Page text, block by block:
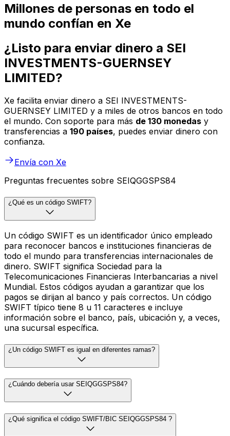
Millones de personas en todo el
mundo confían en Xe
¿Listo para enviar dinero a SEI
INVESTMENTS-GUERNSEY
LIMITED?
Xe facilita enviar dinero a SEI INVESTMENTS-
GUERNSEY LIMITED y a miles de otros bancos en todo
el mundo. Con soporte para más de 130 monedas y
transferencias a 190 países, puedes enviar dinero con
confianza.
Envía con Xe
Preguntas frecuentes sobre SEIQGGSPS84
¿Qué es un código SWIFT?
Un código SWIFT es un identificador único empleado
para reconocer bancos e instituciones financieras de
todo el mundo para transferencias internacionales de
dinero. SWIFT significa Sociedad para la
Telecomunicaciones Financieras Interbancarias a nivel
Mundial. Estos códigos ayudan a garantizar que los
pagos se dirijan al banco y país correctos. Un código
SWIFT típico tiene 8 u 11 caracteres e incluye
información sobre el banco, país, ubicación y, a veces,
una sucursal específica.
¿Un código SWIFT es igual en diferentes ramas?
¿Cuándo debería usar SEIQGGSPS84?
¿Qué significa el código SWIFT/BIC SEIQGGSPS84 ?